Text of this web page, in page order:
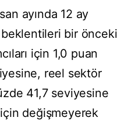
ayında 12 ay
beklentileri bir önceki
için 1,0 puan
reel sektör
41,7 seviyesine
değişmeyerek